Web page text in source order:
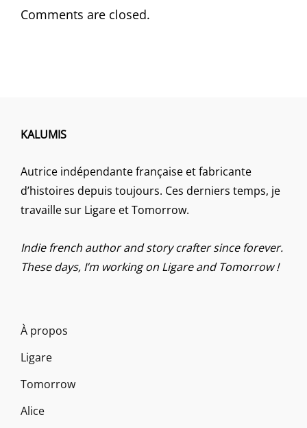
Comments are closed.
KALUMIS
Autrice indépendante française et fabricante
d’histoires depuis toujours. Ces derniers temps, je
travaille sur Ligare et Tomorrow.
Indie french author and story crafter since forever.
These days, I’m working on Ligare and Tomorrow !
À propos
Ligare
Tomorrow
Alice